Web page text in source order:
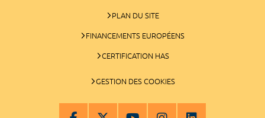
PLAN DU SITE
FINANCEMENTS EUROPÉENS
CERTIFICATION HAS
GESTION DES COOKIES